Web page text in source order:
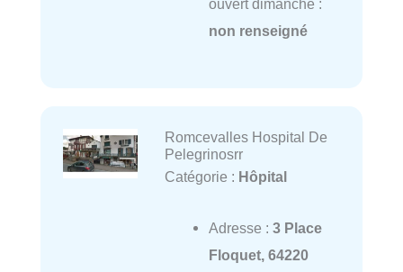
ouvert dimanche :
non renseigné
Romcevalles Hospital De
Pelegrinosrr
Catégorie : Hôpital
Adresse : 3 Place
Floquet, 64220